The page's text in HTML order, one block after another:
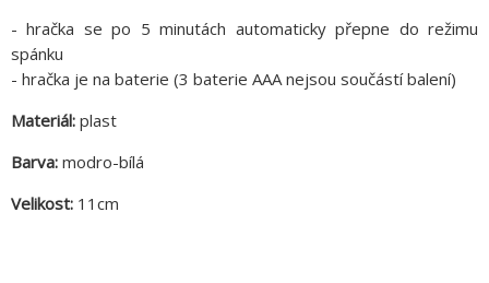
- hračka se po 5 minutách automaticky přepne do režimu
spánku
- hračka je na baterie (3 baterie AAA nejsou součástí balení)
Materiál: plast
Barva: modro-bílá
Velikost: 11cm